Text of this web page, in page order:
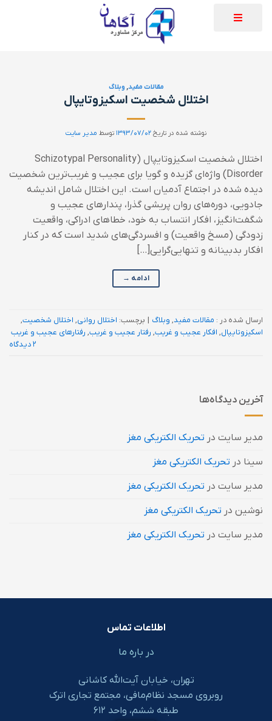
مقالات مفید, وبلاگ
اختلال شخصیت اسکیزوتایپال
نوشته شده در تاریخ ۱۳۹۳/۰۷/۰۲ توسط مدیر سایت
اختلال شخصیت اسکیزوتایپال (Schizotypal Personality
Disorder) واژه‌ای گزیده و گویا برای عجیب و غریب‌ترین شخصیت
دیده شده در اجتماع آدمیان است. این اختلال شامل اندیشه
جادویی، دوره‌های روان پریشی گذرا، پندارهای عجیب و
شگفت‌انگیز، افکار انتساب به خود، خطاهای ادراکی، واقعیت
زدودگی (مسخ واقعیت) و افسردگی‌های شدید است که در کنار
افکار بدبینانه و تنهایی‌گرایی[…]
ادامه →
ارسال شده در : مقالات مفید, وبلاگ | برچسب: اختلال روانی, اختلال شخصیت,
اسکیزوتایپال, افکار عجیب و غریب, رفتار عجیب و غریب, رفتارهای عجیب و غریب
2 دیدگاه
آخرین دیدگاه‌ها
مدیر سایت در تحریک الکتریکی مغز
سینا در تحریک الکتریکی مغز
مدیر سایت در تحریک الکتریکی مغز
نوشین در تحریک الکتریکی مغز
مدیر سایت در تحریک الکتریکی مغز
اطلاعات تماس
در باره ما
تهران، خیابان آیت‌الله کاشانی
روبروی مسجد نظام‌مافی، مجتمع تجاری اترک
طبقه ششم، واحد ۶۱۲